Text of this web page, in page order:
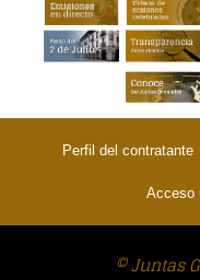
PÁGINA:
Perfil del contratante
Acceso
© Juntas